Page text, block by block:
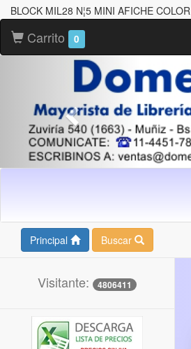
BLOCK MIL28 N¦5 MINI AFICHE
Carrito 0
Principal Buscar
Visitante: 4806411